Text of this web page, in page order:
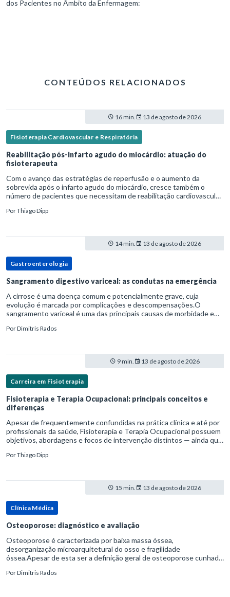
dos Pacientes no Âmbito da Enfermagem:
CONTEÚDOS RELACIONADOS
16 min. 13 de agosto de 2026
Fisioterapia Cardiovascular e Respiratória
Reabilitação pós-infarto agudo do miocárdio: atuação do
fisioterapeuta
Com o avanço das estratégias de reperfusão e o aumento da
sobrevida após o infarto agudo do miocárdio, cresce também o
número de pacientes que necessitam de reabilitação cardiovascular
PorThiago Dipp
14 min. 13 de agosto de 2026
Gastroenterologia
Sangramento digestivo variceal: as condutas na emergência
A cirrose é uma doença comum e potencialmente grave, cuja
evolução é marcada por complicações e descompensações.O
sangramento variceal é uma das principais causas de morbidade e
hipertensão port
PorDimitris Rados
9 min. 13 de agosto de 2026
Carreira em Fisioterapia
Fisioterapia e Terapia Ocupacional: principais conceitos e
diferenças
Apesar de frequentemente confundidas na prática clínica e até por
profissionais da saúde, Fisioterapia e Terapia Ocupacional possuem
objetivos, abordagens e focos de intervenção distintos — ainda que
PorThiago Dipp
15 min. 13 de agosto de 2026
Clínica Médica
Osteoporose: diagnóstico e avaliação
Osteoporose é caracterizada por baixa massa óssea,
desorganização microarquitetural do osso e fragilidade
óssea.Apesar de esta ser a definição geral de osteoporose cunhada
patofisiológico, e não c
PorDimitris Rados